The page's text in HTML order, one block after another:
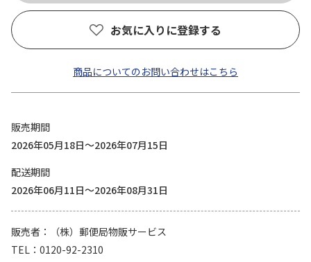
お気に入りに登録する
商品についてのお問い合わせはこちら
販売期間
2026年05月18日～2026年07月15日
配送期間
2026年06月11日～2026年08月31日
販売者
（株）郵便局物販サービス
TEL
0120-92-2310